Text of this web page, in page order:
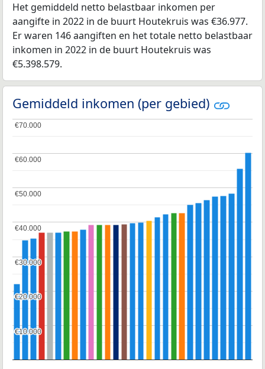
Het gemiddeld netto belastbaar inkomen per
aangifte in 2022 in de buurt Houtekruis was €36.977.
Er waren 146 aangiften en het totale netto belastbaar
inkomen in 2022 in de buurt Houtekruis was
€5.398.579.
Gemiddeld inkomen (per gebied)
€10.000
€10.000
€20.000
€20.000
€30.000
€30.000
€40.000
€40.000
€50.000
€50.000
€60.000
€60.000
€70.000
€70.000